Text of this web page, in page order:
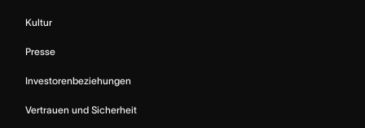
Kultur
Presse
Investorenbeziehungen
Vertrauen und Sicherheit